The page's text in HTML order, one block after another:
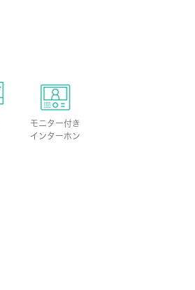
モニター付き
インターホン